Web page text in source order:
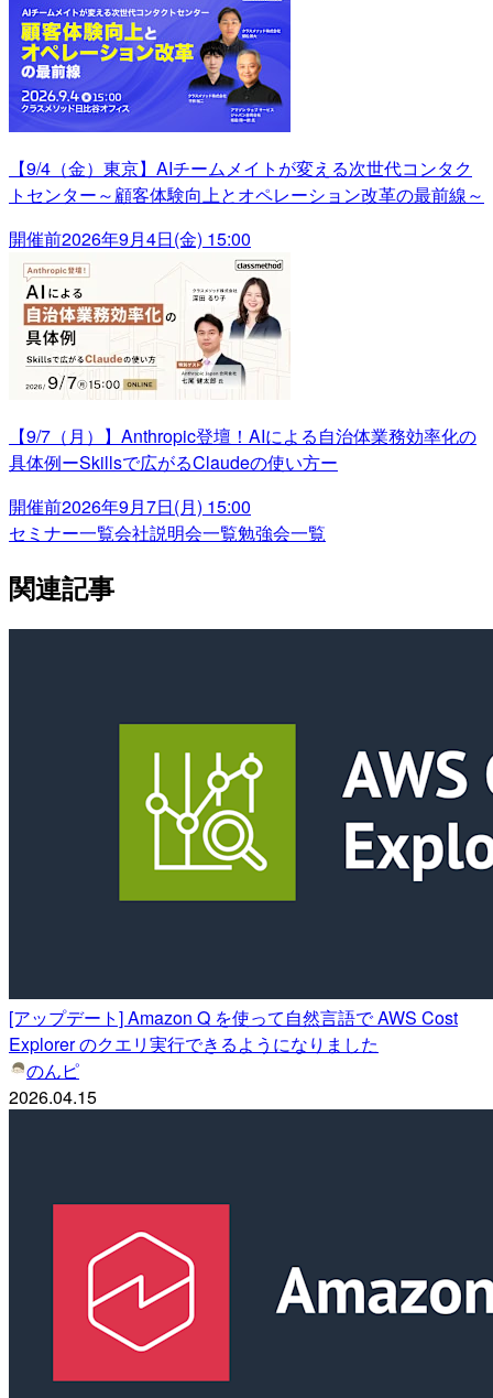
【9/4（金）東京】AIチームメイトが変える次世代コンタク
トセンター～顧客体験向上とオペレーション改革の最前線～
開催前2026年9月4日(金) 15:00
【9/7（月）】Anthropic登壇！AIによる自治体業務効率化の
具体例ーSkillsで広がるClaudeの使い方ー
開催前2026年9月7日(月) 15:00
セミナー一覧会社説明会一覧勉強会一覧
関連記事
[アップデート] Amazon Q を使って自然言語で AWS Cost
Explorer のクエリ実行できるようになりました
のんピ
2026.04.15